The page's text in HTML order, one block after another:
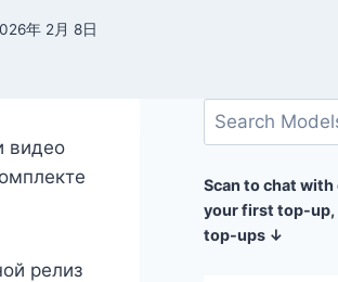
年 2月 8日
видео
релиз
Поиск
Scan to chat
your first top-up,
top-ups ↓